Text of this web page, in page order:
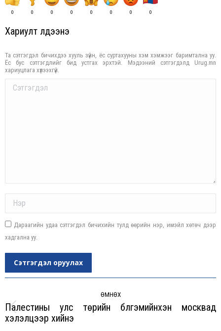
0 0 0 0 0 0 0 0
Хариулт үлдээнэ үү
Та сэтгэгдэл бичихдээ хууль зүйн, ёс суртахууны хэм хэмжээг баримтална уу.
Ёс бус сэтгэгдлийг бид устгах эрхтэй. Мэдээний сэтгэгдэлд Urug.mn
хариуцлага хүлээхгүй.
Comment
Дараагийн удаа сэтгэгдэл бичихийн тулд өөрийн нэр, имэйл хөтөч дээр
хадгална уу.
Сэтгэгдэл оруулах
navigation
ӨМНӨХ
Previous
Палестины улс төрийн бүлгэмийнxэн москвад
xэлэлцээр xийнэ